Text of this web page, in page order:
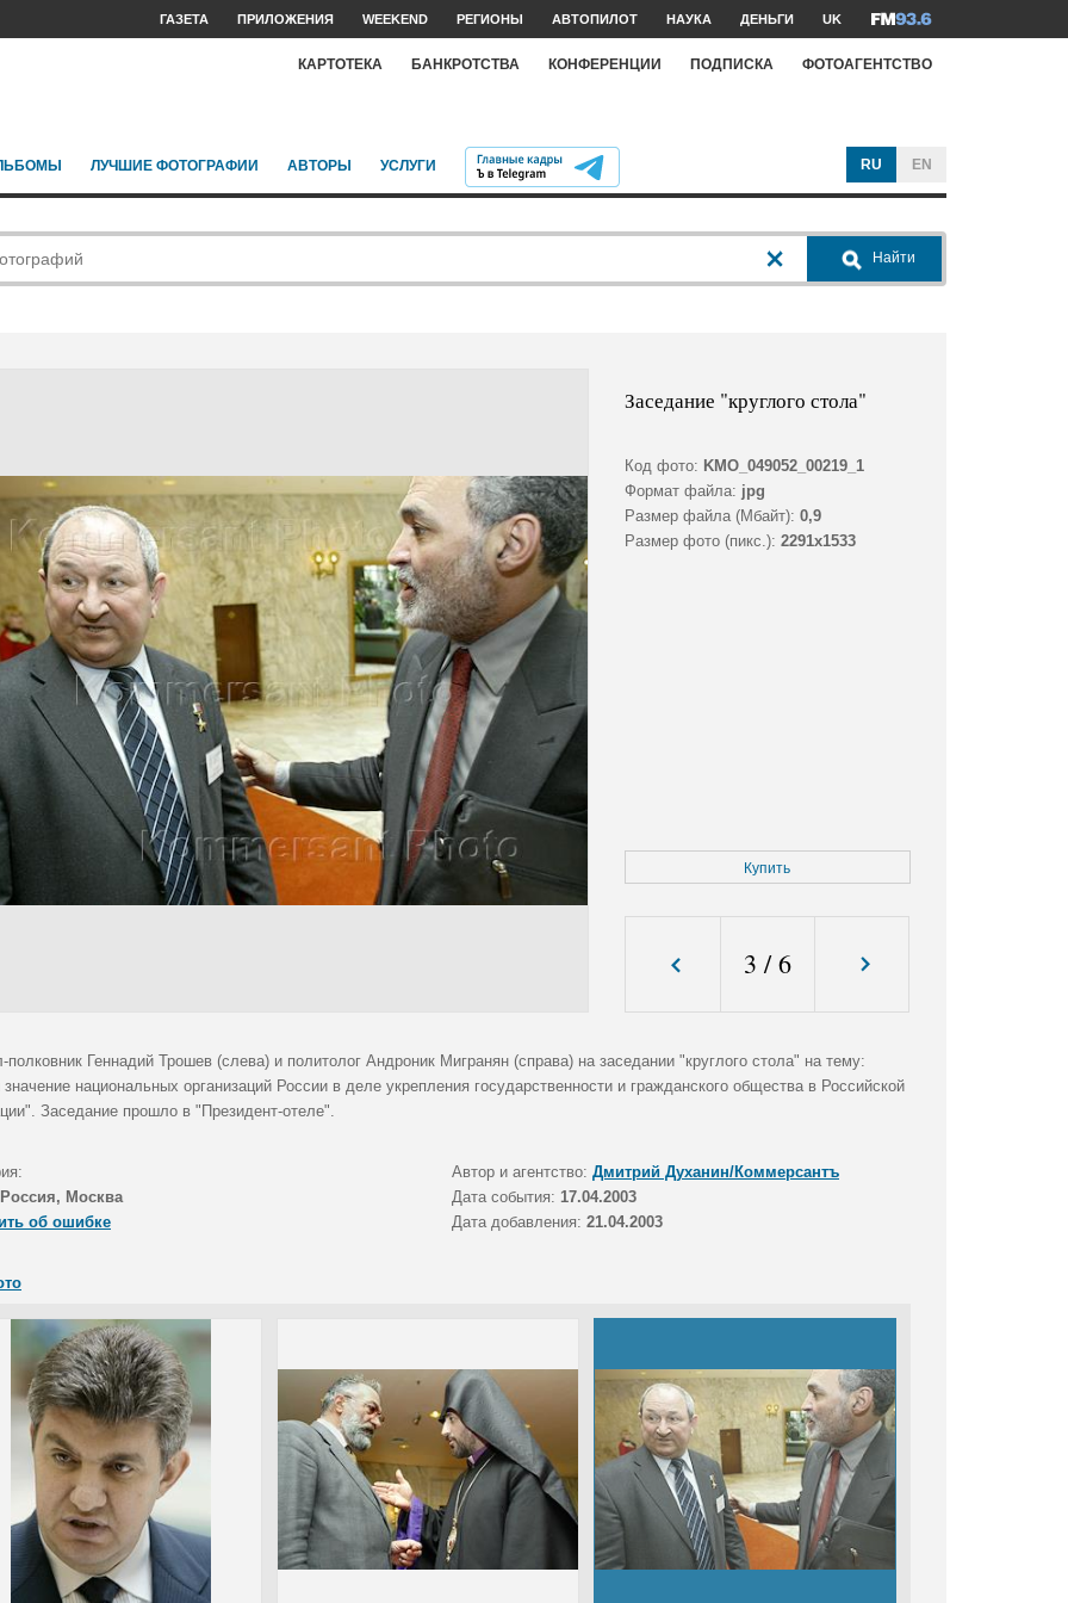
ГАЗЕТА ПРИЛОЖЕНИЯ WEEKEND РЕГИОНЫ АВТОПИЛОТ НАУКА ДЕНЬГИ UK
КАРТОТЕКА БАНКРОТСТВА КОНФЕРЕНЦИИ ПОДПИСКА ФОТОАГЕНТСТВО
ЛУЧШИЕ ФОТОГРАФИИ АВТОРЫ УСЛУГИ RU EN
Найти
Заседание "круглого стола"
Код фото: KMO_049052_00219_1
Формат файла: jpg
Размер файла (Мбайт): 0,9
Размер фото (пикс.): 2291x1533
Купить
3 /6
полковник Геннадий Трошев (слева) и политолог Андроник Мигранян (справа) на заседании "круглого стола" на тему:
национальных организаций России в деле укрепления государственности и гражданского общества в Российской
Заседание прошло в "Президент-отеле".
Автор и агентство: Дмитрий Духанин/Коммерсантъ
Россия, Москва Дата события: 17.04.2003
об ошибке
Дата добавления: 21.04.2003